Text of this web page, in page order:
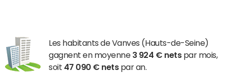
Les habitants de Vanves (Hauts-de-Seine)
gagnent en moyenne 3 924 € netspar mois,
soit 47 090 € netspar an.